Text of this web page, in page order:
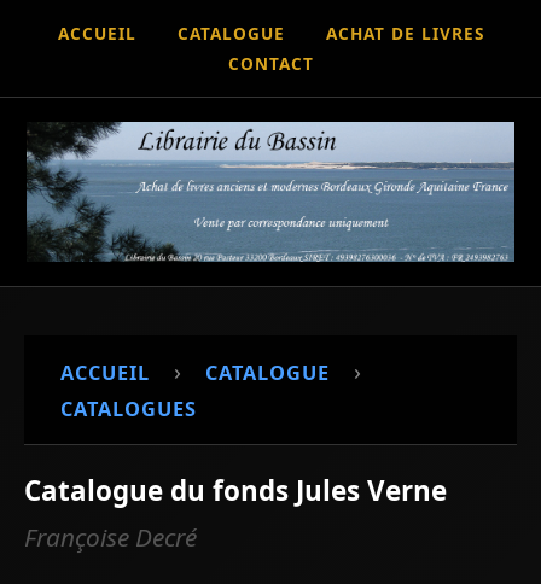
ACCUEIL CATALOGUE
ACHAT DE LIVRES
CONTACT
ACCUEIL › CATALOGUE ›
CATALOGUES
Catalogue du fonds Jules Verne
Françoise Decré